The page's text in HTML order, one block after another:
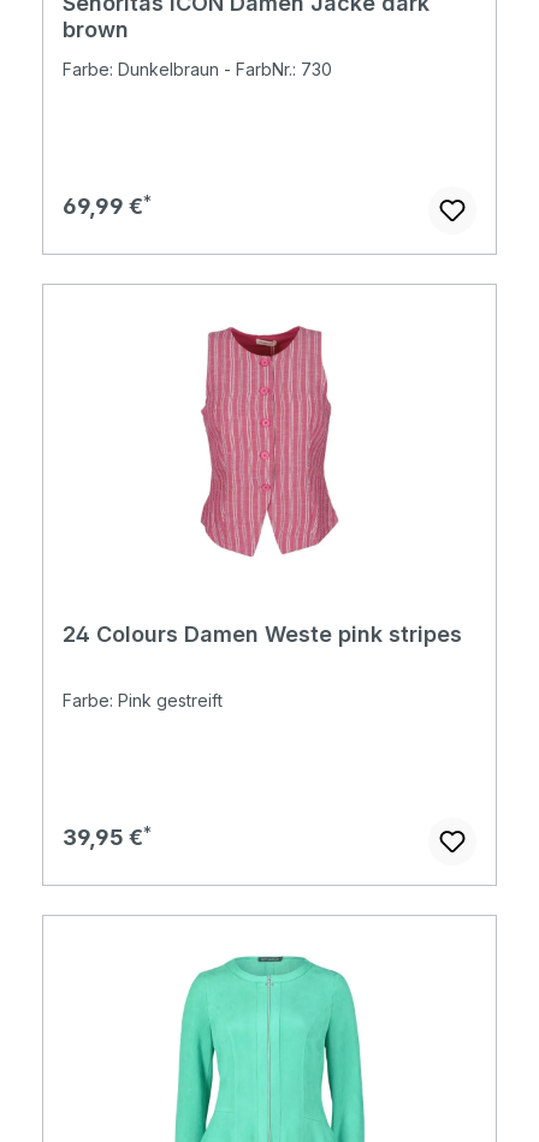
brown
Farbe: Dunkelbraun - FarbNr.: 730
Regulärer Preis:
69,99 €
24 Colours Damen Weste pink stripes
Farbe: Pink gestreift
Regulärer Preis:
39,95 €